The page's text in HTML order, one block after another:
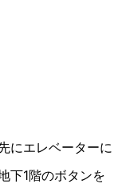
にエレベーターに
下1階のボタンを